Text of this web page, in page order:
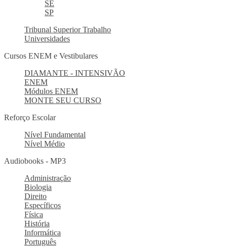
SE
SP
Tribunal Superior Trabalho
Universidades
Cursos ENEM e Vestibulares
DIAMANTE - INTENSIVÃO
ENEM
Módulos ENEM
MONTE SEU CURSO
Reforço Escolar
Nível Fundamental
Nível Médio
Audiobooks - MP3
Administração
Biologia
Direito
Específicos
Física
História
Informática
Português